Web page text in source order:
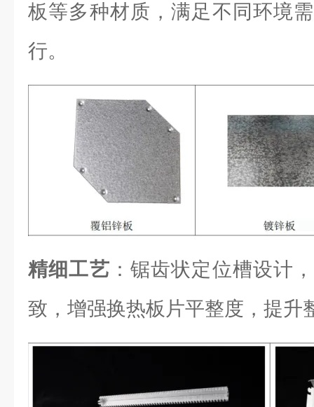
板等多种材质，满足不同环境
行。
精细工艺 ：锯齿状定位槽设计
致，增强换热板片平整度，提升